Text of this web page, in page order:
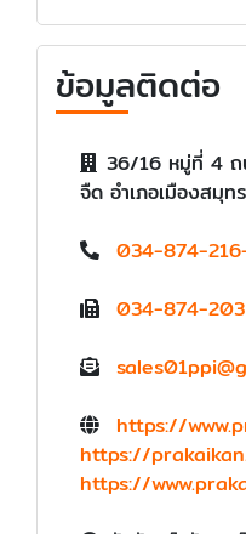
ข้อมูลติดต่อ
36/16 หมู่ที่ 4 ถ
จืด อำเภอเมืองสมุ
034-874-
034-874-203
https://
https://
https://